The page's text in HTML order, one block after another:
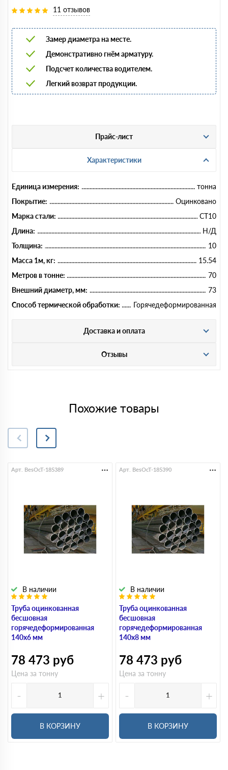
11 отзывов
Замер диаметра на месте.
Демонстративно гнём арматуру.
Подсчет количества водителем.
Легкий возврат продукции.
Прайс-лист
Характеристики
Единица измерения:
тонна
Покрытие:
Оцинковано
Марка стали:
СТ10
Длина:
Н/Д
Толщина:
10
Масса 1м, кг:
15.54
Метров в тонне:
70
Внешний диаметр, мм:
73
Способ термической обработки:
Горячедеформированная
Доставка и оплата
Отзывы
Похожие товары
Труба оцинкованная
бесшовная
горячедеформированная
140х6 мм
В наличии
Арт. BesOcT-185389
78 473 руб
Цена за тонну
- +
В КОРЗИНУ
Труба оцинкованная
бесшовная
горячедеформированная
140х8 мм
В наличии
Арт. BesOcT-185390
78 473 руб
Цена за тонну
- +
В КОРЗИНУ